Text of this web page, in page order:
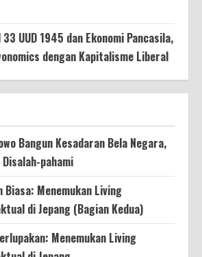
UUD 1945 dan Ekonomi Pancasila,
dengan Kapitalisme Liberal
Bangun Kesadaran Bela Negara,
pahami
Biasa: Menemukan Living
di Jepang (Bagian Kedua)
Menemukan Living